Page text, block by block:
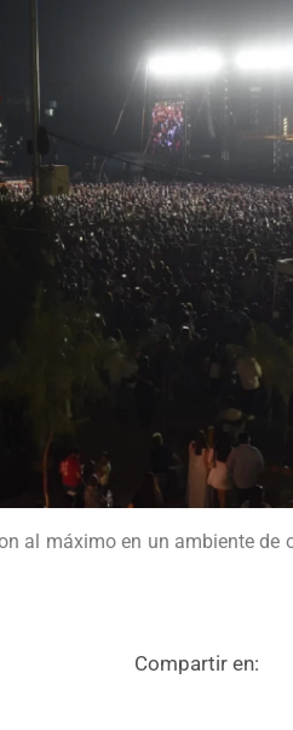
al máximo en un ambiente de
Compartir en: